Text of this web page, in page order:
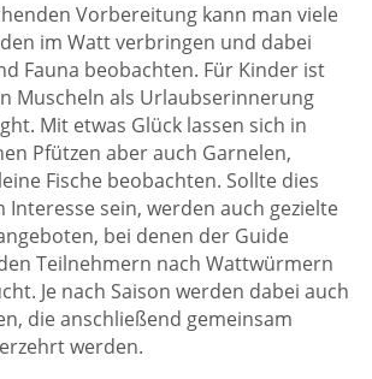
Vorbereitung kann man viele
im Watt verbringen und dabei
Fauna beobachten. Für Kinder ist
Muscheln als Urlaubserinnerung
Mit etwas Glück lassen sich in
Pfützen aber auch Garnelen,
Fische beobachten. Sollte dies
sein, werden auch gezielte
bei denen der Guide
Teilnehmern nach Wattwürmern
Je nach Saison werden dabei auch
die anschließend gemeinsam
werden.